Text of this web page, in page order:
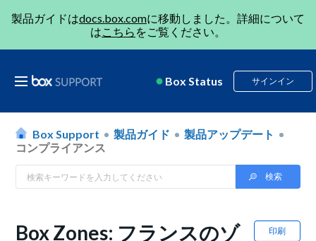
製品ガイドはdocs.box.comに移動しました。詳細について
はこちら をご覧ください。
Box Status サインイン
Box Support 製品ガイド
製品アップデート
コンプライアンス
印刷
Box Zones: フランスのゾ